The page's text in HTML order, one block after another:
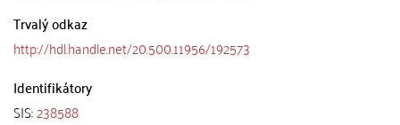
Trvalý odkaz
http://hdl.handle.net/20.500.11956/192573
Identifikátory
SIS:238588